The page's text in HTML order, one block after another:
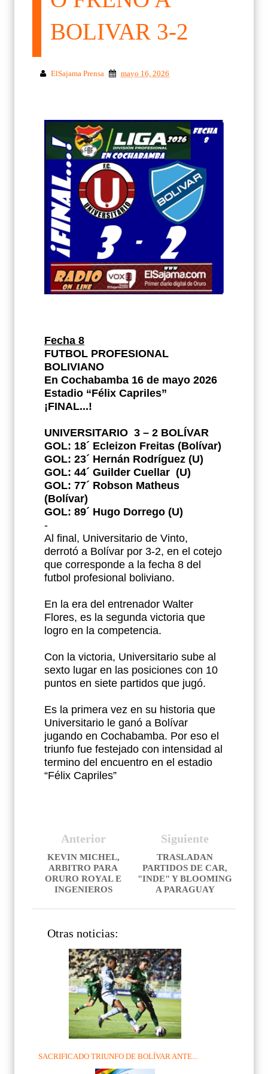
BOLIVAR 3-2
ElSajama Prensa mayo 16, 2026
Fecha 8
FUTBOL PROFESIONAL
BOLIVIANO
En Cochabamba 16 de mayo 2026
Estadio “Félix Capriles”
¡FINAL...!
UNIVERSITARIO 3 – 2 BOLÍVAR
GOL: 18´ Ecleizon Freitas (Bolívar)
GOL: 23´ Hernán Rodríguez (U)
GOL: 44´ Guilder Cuellar (U)
GOL: 77´ Robson Matheus
(Bolívar)
GOL: 89´ Hugo Dorrego (U)
-
Al final, Universitario de Vinto,
derrotó a Bolívar por 3-2, en el cotejo
que corresponde a la fecha 8 del
futbol profesional boliviano.
En la era del entrenador Walter
Flores, es la segunda victoria que
logro en la competencia.
Con la victoria, Universitario sube al
sexto lugar en las posiciones con 10
puntos en siete partidos que jugó.
Es la primera vez en su historia que
Universitario le ganó a Bolívar
jugando en Cochabamba. Por eso el
triunfo fue festejado con intensidad al
termino del encuentro en el estadio
“Félix Capriles”
Siguiente
TRASLADAN
PARTIDOS DE CAR,
"INDE" Y BLOOMING
A PARAGUAY
Anterior
KEVIN MICHEL,
ARBITRO PARA
ORURO ROYAL E
INGENIEROS
Otras noticias:
SACRIFICADO TRIUNFO DE BOLÍVAR ANTE...